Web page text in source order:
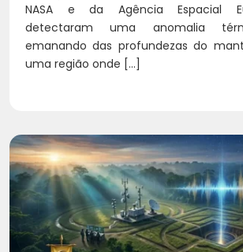
NASA e da Agência Espacial
detectaram uma anomalia
emanando das profundezas do
uma região onde […]